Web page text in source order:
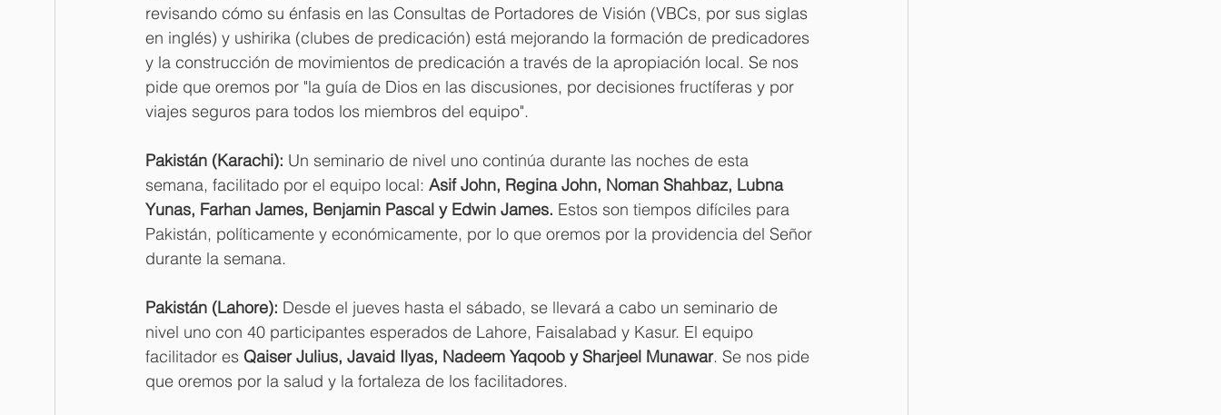
revisando cómo su énfasis en las Consultas de Portadores de Visión (VBCs, por sus siglas
en inglés) y ushirika (clubes de predicación) está mejorando la formación de predicadores
y la construcción de movimientos de predicación a través de la apropiación local. Se nos
pide que oremos por "la guía de Dios en las discusiones, por decisiones fructíferas y por
viajes seguros para todos los miembros del equipo".
Pakistán (Karachi): Un seminario de nivel uno continúa durante las noches de esta
semana, facilitado por el equipo local: Asif John, Regina John, Noman Shahbaz, Lubna
Yunas, Farhan James, Benjamin Pascal y Edwin James. Estos son tiempos difíciles para
Pakistán, políticamente y económicamente, por lo que oremos por la providencia del Señor
durante la semana.
Pakistán (Lahore): Desde el jueves hasta el sábado, se llevará a cabo un seminario de
nivel uno con 40 participantes esperados de Lahore, Faisalabad y Kasur. El equipo
facilitador es Qaiser Julius, Javaid Ilyas, Nadeem Yaqoob y Sharjeel Munawar. Se nos pide
que oremos por la salud y la fortaleza de los facilitadores.